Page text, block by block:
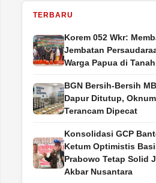
TERBARU
Korem 052 Wkr:
Jembatan
Warga Papua di
BGN Bersih-Bersih
Dapur Ditutup,
Terancam Dipecat
Konsolidasi GCP
Ketum Optimistis
Prabowo Tetap Solid
Akbar Nusantara